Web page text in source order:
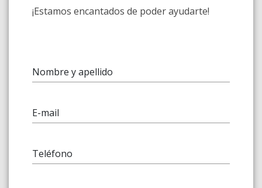
¡Estamos encantados de poder ayudarte!
Nombre y apellido
E-mail
Teléfono